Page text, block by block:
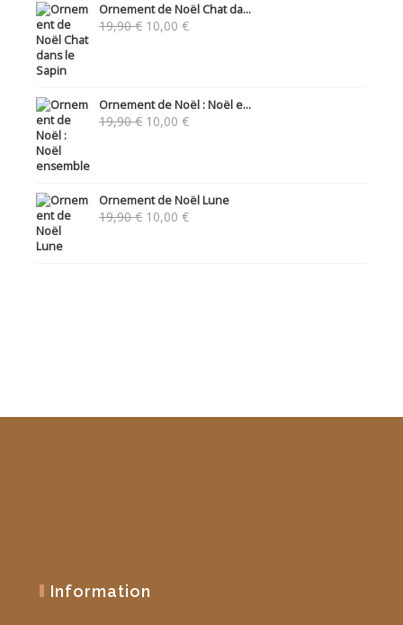
Ornement de Noël Chat da...
19,90€ Le
10,00 €Le
Ornement de Noël : Noël e...
19,90€ Le
10,00 €Le
Ornement de Noël Lune
19,90€ Le
10,00 €Le
Information